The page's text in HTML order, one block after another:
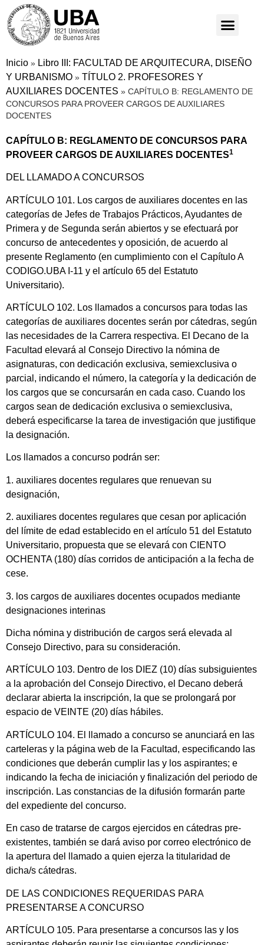
Inicio » Libro III: FACULTAD DE ARQUITECURA, DISEÑO
Y URBANISMO » TÍTULO 2. PROFESORES Y
AUXILIARES DOCENTES » CAPÍTULO B: REGLAMENTO DE
CONCURSOS PARA PROVEER CARGOS DE AUXILIARES
DOCENTES
CAPÍTULO B: REGLAMENTO DE CONCURSOS PARA
PROVEER CARGOS DE AUXILIARES DOCENTES1
DEL LLAMADO A CONCURSOS
ARTÍCULO 101. Los cargos de auxiliares docentes en las
categorías de Jefes de Trabajos Prácticos, Ayudantes de
Primera y de Segunda serán abiertos y se efectuará por
concurso de antecedentes y oposición, de acuerdo al
presente Reglamento (en cumplimiento con el Capítulo A
CODIGO.UBA I-11 y el artículo 65 del Estatuto
Universitario).
ARTÍCULO 102. Los llamados a concursos para todas las
categorías de auxiliares docentes serán por cátedras, según
las necesidades de la Carrera respectiva. El Decano de la
Facultad elevará al Consejo Directivo la nómina de
asignaturas, con dedicación exclusiva, semiexclusiva o
parcial, indicando el número, la categoría y la dedicación de
los cargos que se concursarán en cada caso. Cuando los
cargos sean de dedicación exclusiva o semiexclusiva,
deberá especificarse la tarea de investigación que justifique
la designación.
Los llamados a concurso podrán ser:
1. auxiliares docentes regulares que renuevan su
designación,
2. auxiliares docentes regulares que cesan por aplicación
del límite de edad establecido en el artículo 51 del Estatuto
Universitario, propuesta que se elevará con CIENTO
OCHENTA (180) días corridos de anticipación a la fecha de
cese.
3. los cargos de auxiliares docentes ocupados mediante
designaciones interinas
Dicha nómina y distribución de cargos será elevada al
Consejo Directivo, para su consideración.
ARTÍCULO 103. Dentro de los DIEZ (10) días subsiguientes
a la aprobación del Consejo Directivo, el Decano deberá
declarar abierta la inscripción, la que se prolongará por
espacio de VEINTE (20) días hábiles.
ARTÍCULO 104. El llamado a concurso se anunciará en las
carteleras y la página web de la Facultad, especificando las
condiciones que deberán cumplir las y los aspirantes; e
indicando la fecha de iniciación y finalización del periodo de
inscripción. Las constancias de la difusión formarán parte
del expediente del concurso.
En caso de tratarse de cargos ejercidos en cátedras pre-
existentes, también se dará aviso por correo electrónico de
la apertura del llamado a quien ejerza la titularidad de
dicha/s cátedras.
DE LAS CONDICIONES REQUERIDAS PARA
PRESENTARSE A CONCURSO
ARTÍCULO 105. Para presentarse a concursos las y los